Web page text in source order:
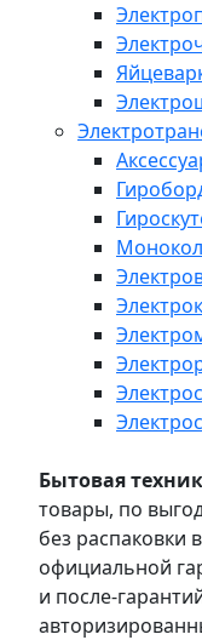
Бытовая
товары, по
без распаковки
официальной
и после-